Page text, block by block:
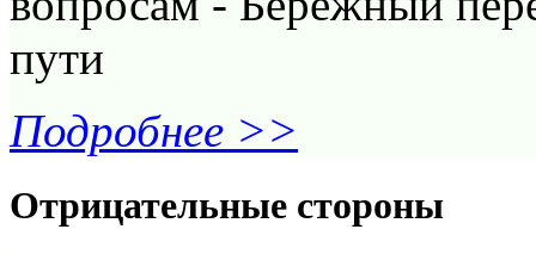
пути
Подробнее >>
Отрицательные стороны